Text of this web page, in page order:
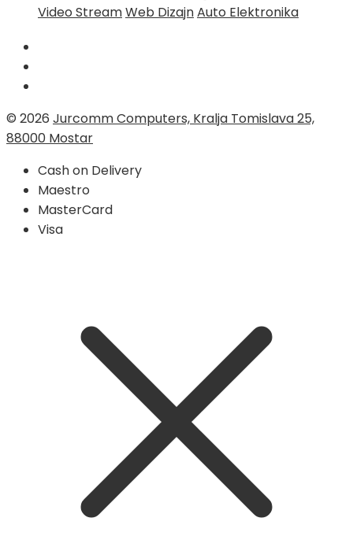
Video StreamWeb DizajnAuto Elektronika
© 2026 Jurcomm Computers, Kralja Tomislava 25,
88000 Mostar
Cash on Delivery
Maestro
MasterCard
Visa